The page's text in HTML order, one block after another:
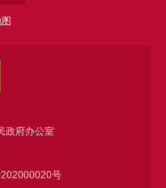
政府办公室
号